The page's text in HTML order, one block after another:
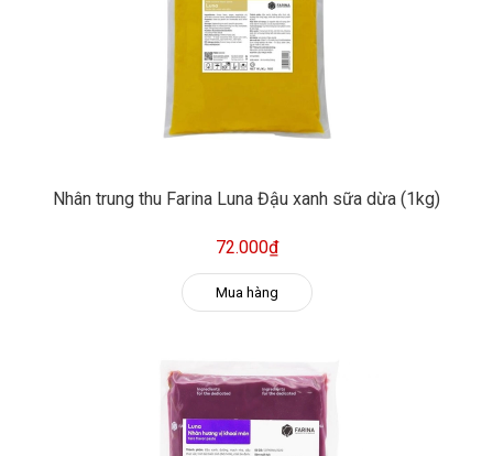
Nhân trung thu Farina Luna Đậu xanh sữa dừa (1kg)
72.000₫
Mua hàng